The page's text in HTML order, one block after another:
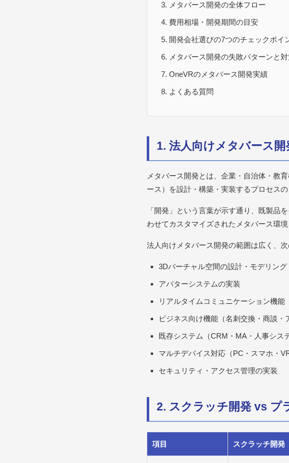
メタバース開発の全体フロー
費用相場・開発期間の目安
開発会社選びの7つのチェックポイ
メタバース開発の失敗パターンと
OneVRのメタバース開発実績
よくある質問
1. 法人向けメタバース開
メタバース開発とは、企業・自治体・教
ース）を設計・構築・実装するプロセスの
「開発」という言葉が示す通り、既製品
わせてカスタマイズされたメタバース環
法人向けメタバース開発の範囲は広く、次
3Dバーチャル空間の設計・モデリング
アバターシステムの実装
リアルタイムコミュニケーション機能
ビジネス向け機能（名刺交換・商談・
既存システム（CRM・MA・人事シス
マルチデバイス対応（PC・スマホ・
セキュリティ・アクセス管理の実装
2. スクラッチ開発 vs プ
項目 スクラッチ開発